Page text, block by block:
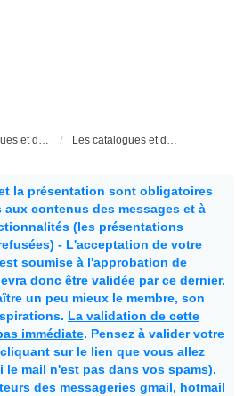
Les catalogues et documents techniques Les catalogues et documents techniques des aménageurs
la présentation sont obligatoires
aux contenus des messages et à
(les présentations
- L'acceptation de votre
soumise à l'approbation de
donc être validée par ce dernier.
un peu mieux le membre, son
La validation de cette
immédiate. Pensez à valider votre
sur le lien que vous allez
le mail n'est pas dans vos spams).
des messageries gmail, hotmail